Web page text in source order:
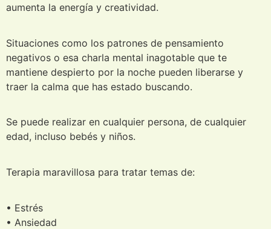
aumenta la energía y creatividad.
Situaciones como los patrones de pensamiento
negativos o esa charla mental inagotable que te
mantiene despierto por la noche pueden liberarse y
traer la calma que has estado buscando.
Se puede realizar en cualquier persona, de cualquier
edad, incluso bebés y niños.
Terapia maravillosa para tratar temas de:
• Estrés
• Ansiedad